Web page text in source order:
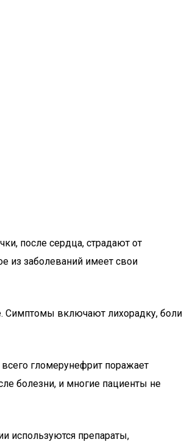
после сердца, страдают от
из заболеваний имеет свои
Симптомы включают лихорадку, боли
гломерунефрит поражает
болезни, и многие пациенты не
используются препараты,